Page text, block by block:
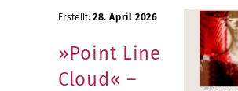
Erstellt: 28. April 2026
»Point Line
Cloud« –